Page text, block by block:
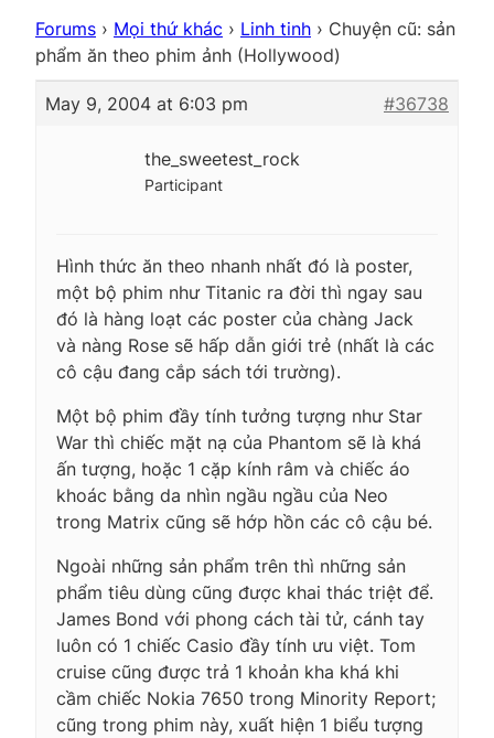
Forums › Mọi thứ khác › Linh tinh › Chuyện cũ: sản
phẩm ăn theo phim ảnh (Hollywood)
May 9, 2004 at 6:03 pm #36738
the_sweetest_rock
Participant
Hình thức ăn theo nhanh nhất đó là poster,
một bộ phim như Titanic ra đời thì ngay sau
đó là hàng loạt các poster của chàng Jack
và nàng Rose sẽ hấp dẫn giới trẻ (nhất là các
cô cậu đang cắp sách tới trường).
Một bộ phim đầy tính tưởng tượng như Star
War thì chiếc mặt nạ của Phantom sẽ là khá
ấn tượng, hoặc 1 cặp kính râm và chiếc áo
khoác bằng da nhìn ngầu ngầu của Neo
trong Matrix cũng sẽ hớp hồn các cô cậu bé.
Ngoài những sản phẩm trên thì những sản
phẩm tiêu dùng cũng được khai thác triệt để.
James Bond với phong cách tài tử, cánh tay
luôn có 1 chiếc Casio đầy tính ưu việt. Tom
cruise cũng được trả 1 khoản kha khá khi
cầm chiếc Nokia 7650 trong Minority Report;
cũng trong phim này, xuất hiện 1 biểu tượng